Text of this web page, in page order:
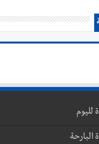
لليوم
البارحة